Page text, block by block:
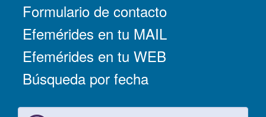
Formulario de contacto
Efemérides en tu MAIL
Efemérides en tu WEB
Búsqueda por fecha